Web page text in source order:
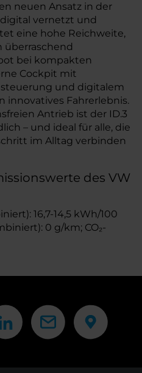
neuen Ansatz in der
vernetzt und
eine hohe Reichweite,
überraschend
bei kompakten
Cockpit mit
und digitalem
innovatives Fahrerlebnis.
Antrieb ist der ID.3
– und ideal für alle, die
im Alltag verbinden
des VW
16,7-14,5 kWh/100
0 g/km; CO₂-